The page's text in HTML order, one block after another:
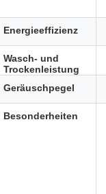
Energieeffizienz
Wasch- und
Trockenleistung
Geräuschpegel
Besonderheiten